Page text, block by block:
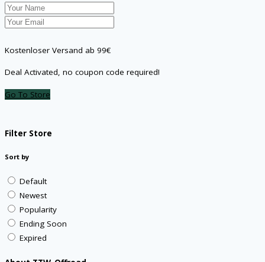
Kostenloser Versand ab 99€
Deal Activated, no coupon code required!
Go To Store
Filter Store
Sort by
Default
Newest
Popularity
Ending Soon
Expired